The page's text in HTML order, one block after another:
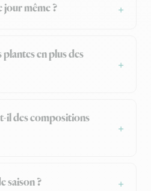
jour même ?
en plus des
il des compositions
saison ?